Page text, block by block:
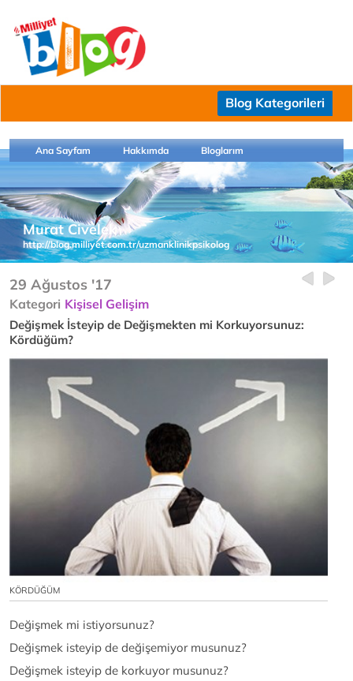
Blog Kategorileri
Ana Sayfam Hakkımda Bloglarım
Murat Civelek
http://blog.milliyet.com.tr/uzmanklinikpsikolog
29 Ağustos '17
Kategori Kişisel Gelişim
Değişmek İsteyip de Değişmekten mi Korkuyorsunuz:
Kördüğüm?
KÖRDÜĞÜM
Değişmek mi istiyorsunuz?
Değişmek isteyip de değişemiyor musunuz?
Değişmek isteyip de korkuyor musunuz?